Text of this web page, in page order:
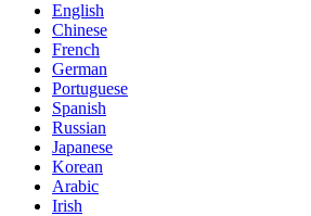
English
Chinese
French
German
Portuguese
Spanish
Russian
Japanese
Korean
Arabic
Irish